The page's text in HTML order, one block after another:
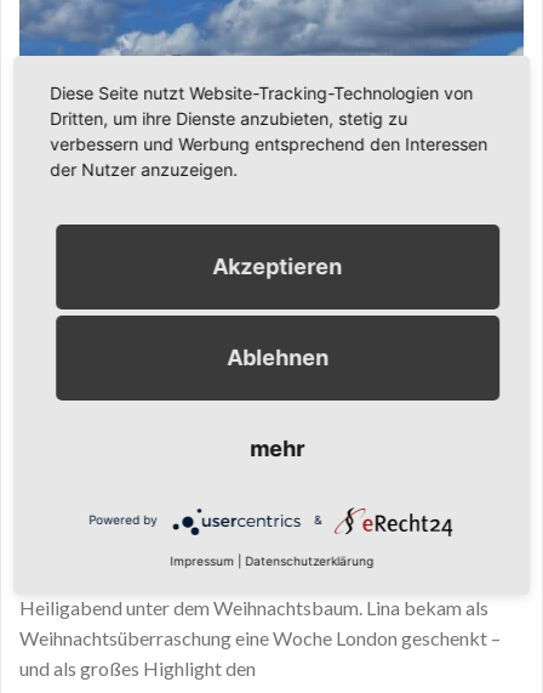
Bridge, Harry Potter und 20.000 Schritten am
Heiligabend unter dem Weihnachtsbaum. Lina bekam als
Weihnachtsüberraschung eine Woche London geschenkt –
und als großes Highlight den
Diese Seite nutzt Website-Tracking-Technologien von
Dritten, um ihre Dienste anzubieten, stetig zu
verbessern und Werbung entsprechend den Interessen
der Nutzer anzuzeigen.
Akzeptieren
Ablehnen
mehr
Powered by &
Impressum Datenschutzerklärung